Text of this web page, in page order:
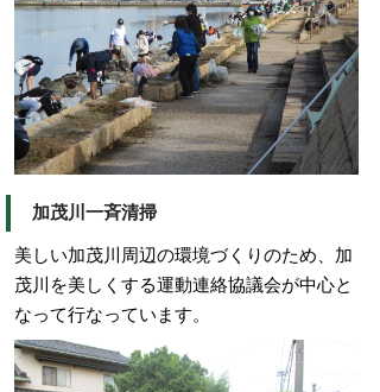
加茂川一斉清掃
美しい加茂川周辺の環境づくりのため、加
茂川を美しくする運動連絡協議会が中心と
なって行なっています。